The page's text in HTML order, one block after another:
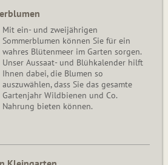
Mit ein- und zweijährigen
Sommerblumen können Sie für ein
wahres Blütenmeer im Garten sorgen.
Unser Aussaat- und Blühkalender hilft
Ihnen dabei, die Blumen so
auszuwählen, dass Sie das gesamte
Gartenjahr Wildbienen und Co.
Nahrung bieten können.